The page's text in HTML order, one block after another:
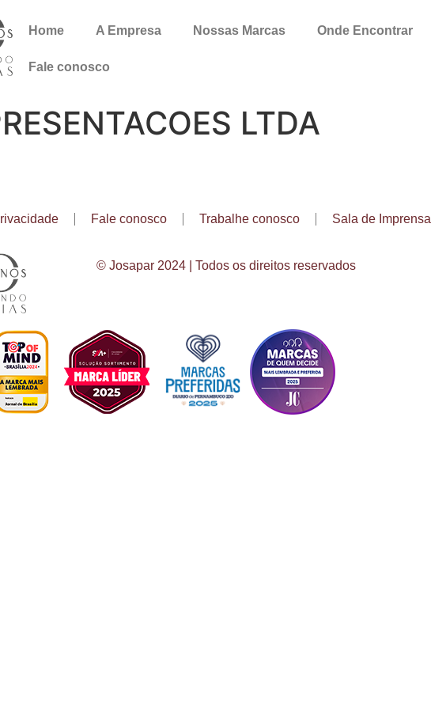
Home A Empresa Nossas Marcas Onde Encontrar
Fale conosco
LTDA
Fale conosco Trabalhe conosco Sala de Imprensa
© Josapar 2024 | Todos os direitos reservados